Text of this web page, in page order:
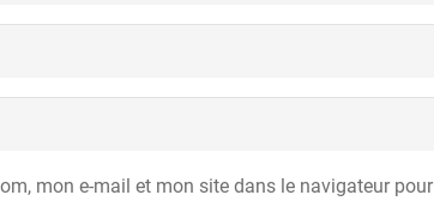
mon e-mail et mon site dans le navigateur